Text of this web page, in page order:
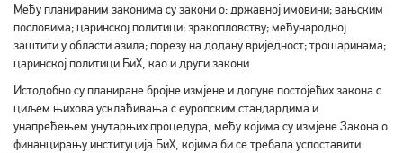
Међу планираним законима су закони о: државној имовини; вањским
пословима; царинској политици; зракопловству; међународној
заштити у области азила; порезу на додану вриједност; трошаринама;
царинској политици БиХ, као и други закони.
Истодобно су планиране бројне измјене и допуне постојећих закона с
циљем њихова усклађивања с еуропским стандардима и
унапређењем унутарњих процедура, међу којима су измјене Закона о
финанцирању институција БиХ, којима би се требала успоставити